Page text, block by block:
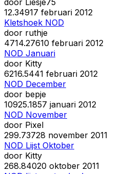
12.34917 februari 2012
Kletshoek NOD
door ruthje
4714.27610 februari 2012
NOD Januari
door Kitty
6216.5441 februari 2012
NOD December
door bepje
10925.1857 januari 2012
NOD November
door Pixel
299.73728 november 2011
NOD Lijst Oktober
door Kitty
268.84020 oktober 2011